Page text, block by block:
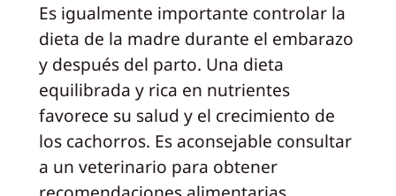
Es igualmente importante controlar la
dieta de la madre durante el embarazo
y después del parto. Una dieta
equilibrada y rica en nutrientes
favorece su salud y el crecimiento de
los cachorros. Es aconsejable consultar
a un veterinario para obtener